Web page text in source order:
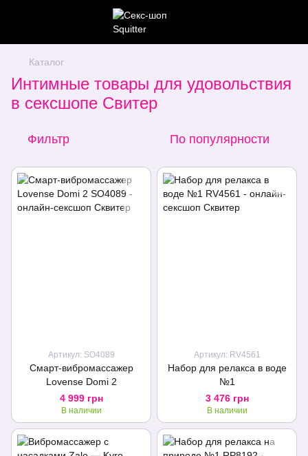
Каталог
Интимные товары для удовольствия
в сексшопе Свитер
Фильтр По популярности
Артикул: SO4089
Смарт-вибромассажер
Lovense Domi 2
4 999 грн
В наличии
Артикул: RV4561
Набор для релакса в воде
№1
3 476 грн
В наличии